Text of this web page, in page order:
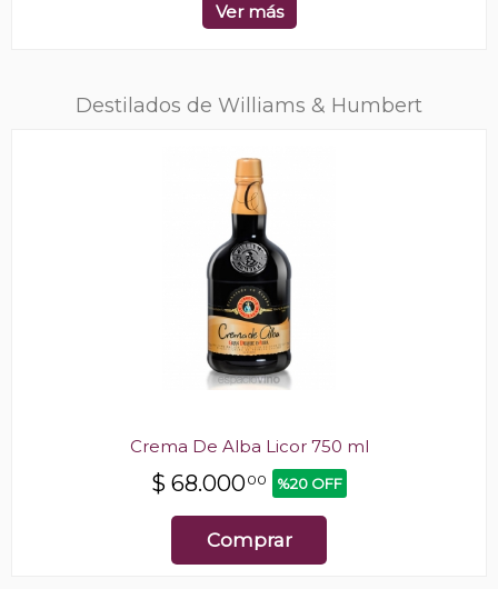
Ver más
Destilados de Williams & Humbert
Crema De Alba Licor 750 ml
$ 68.00000 %20 OFF
Comprar